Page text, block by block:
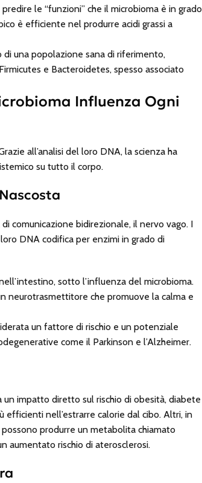
le “funzioni” che il microbioma è in grado
è efficiente nel produrre acidi grassi a
una popolazione sana di riferimento,
e Bacteroidetes, spesso associato
Influenza Ogni
all’analisi del loro DNA, la scienza ha
su tutto il corpo.
comunicazione bidirezionale, il nervo vago. I
DNA codifica per enzimi in grado di
sotto l’influenza del microbioma.
neurotrasmettitore che promuove la calma e
un fattore di rischio e un potenziale
come il Parkinson e l’Alzheimer.
impatto diretto sul rischio di obesità, diabete
efficienti nell’estrarre calorie dal cibo. Altri, in
produrre un metabolita chiamato
aumentato rischio di aterosclerosi.